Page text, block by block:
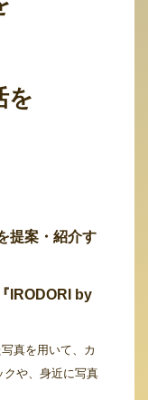
を
提案・紹介す
IRODORI by
真を用いて、カ
クや、身近に写真